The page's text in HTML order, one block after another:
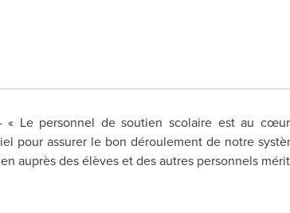
Le personnel de soutien scolaire est au
pour assurer le bon déroulement de notre
auprès des élèves et des autres personnels